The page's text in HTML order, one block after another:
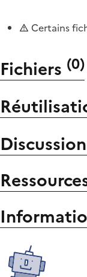
Certains
Fichiers (0)